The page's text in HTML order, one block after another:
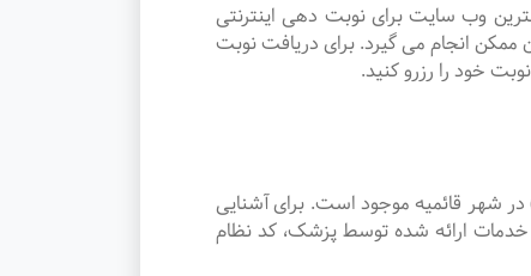
وب سایت برای نوبت دهی اینترنتی
انجام می گیرد. برای دریافت نوبت
خود را رزرو کنید.
شهر قائمیه موجود است. برای آشنایی
خدمات ارائه شده توسط پزشک، کد نظام